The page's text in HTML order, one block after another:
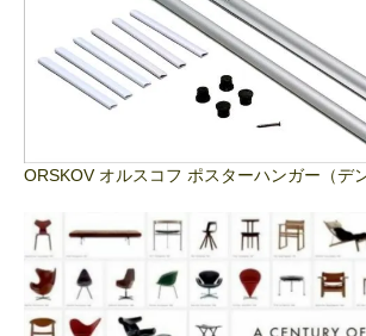
ORSKOV オルスコフ ポスターハンガー（デ